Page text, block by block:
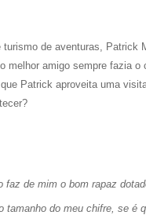
de aventuras,
melhor amigo sempre fazia
Patrick aproveita uma
faz de mim o bom rapaz
tamanho do meu chifre, se é